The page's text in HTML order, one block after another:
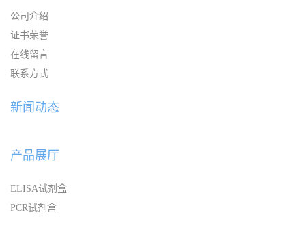
公司介绍
证书荣誉
在线留言
联系方式
新闻动态
产品展厅
ELISA试剂盒
PCR试剂盒